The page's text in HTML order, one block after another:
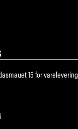
15 for varelevering